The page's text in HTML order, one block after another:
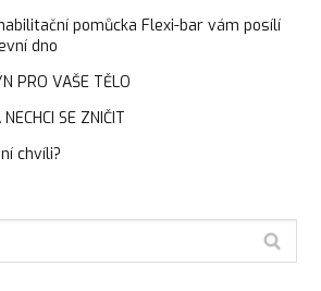
pomůcka Flexi-bar vám posílí
dno
PRO VAŠE TĚLO
SE ZNIČIT
chvíli?